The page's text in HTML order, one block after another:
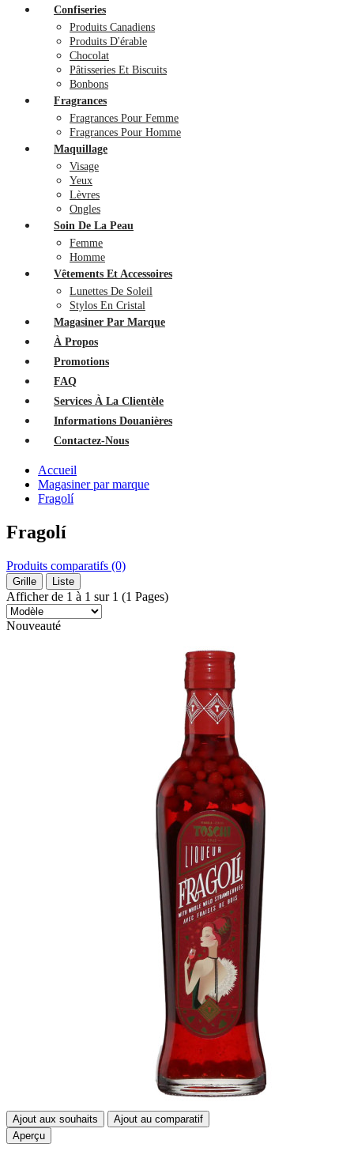
Confiseries
Produits Canadiens
Produits D'érable
Chocolat
Pâtisseries Et Biscuits
Bonbons
Fragrances
Fragrances Pour Femme
Fragrances Pour Homme
Maquillage
Visage
Yeux
Lèvres
Ongles
Soin De La Peau
Femme
Homme
Vêtements Et Accessoires
Lunettes De Soleil
Stylos En Cristal
Magasiner Par Marque
À Propos
Promotions
FAQ
Services À La Clientèle
Informations Douanières
Contactez-Nous
Accueil
Magasiner par marque
Fragolí
Fragolí
Produits comparatifs (0)
Grille Liste
Afficher de 1 à 1 sur 1 (1 Pages)
Nouveauté
Ajout aux souhaits
Ajout au comparatif
Aperçu